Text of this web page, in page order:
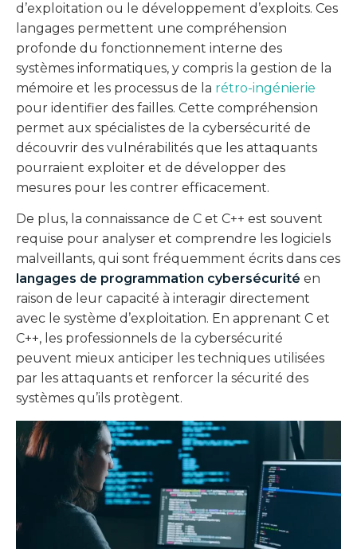
d’exploitation ou le développement d’exploits. Ces
langages permettent une compréhension
profonde du fonctionnement interne des
systèmes informatiques, y compris la gestion de la
mémoire et les processus de la rétro-ingénierie
pour identifier des failles. Cette compréhension
permet aux spécialistes de la cybersécurité de
découvrir des vulnérabilités que les attaquants
pourraient exploiter et de développer des
mesures pour les contrer efficacement.
De plus, la connaissance de C et C++ est souvent
requise pour analyser et comprendre les logiciels
malveillants, qui sont fréquemment écrits dans ces
langages de programmation cybersécurité en
raison de leur capacité à interagir directement
avec le système d’exploitation. En apprenant C et
C++, les professionnels de la cybersécurité
peuvent mieux anticiper les techniques utilisées
par les attaquants et renforcer la sécurité des
systèmes qu’ils protègent.